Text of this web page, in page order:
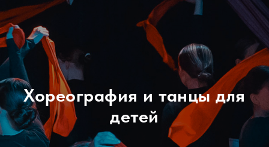
Хореография и танцы для
детей